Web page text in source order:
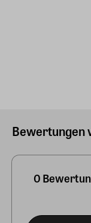
Bewertungen
0